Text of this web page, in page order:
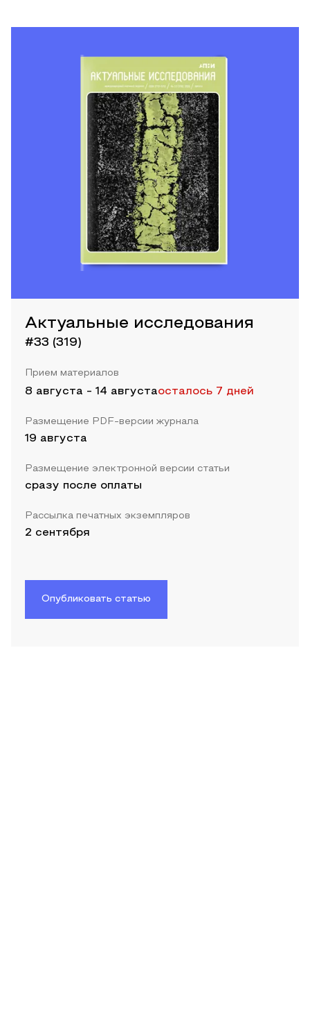
Актуальные исследования
#33 (319)
Прием материалов
8 августа - 14 августаосталось 7 дней
Размещение PDF-версии журнала
19 августа
Размещение электронной версии статьи
сразу после оплаты
Рассылка печатных экземпляров
2 сентября
Опубликовать статью